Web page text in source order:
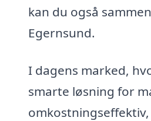
kan du også
Egernsund.
I dagens marked,
smarte løsning for